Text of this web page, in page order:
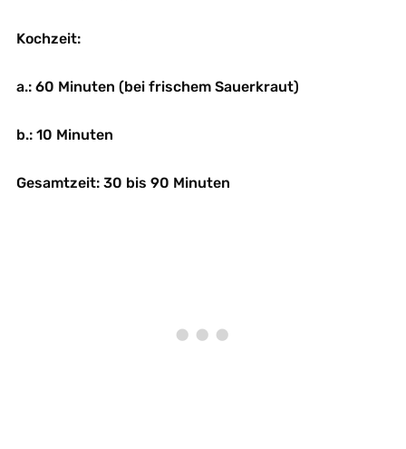
Kochzeit:
a.: 60 Minuten (bei frischem Sauerkraut)
b.: 10 Minuten
Gesamtzeit: 30 bis 90 Minuten